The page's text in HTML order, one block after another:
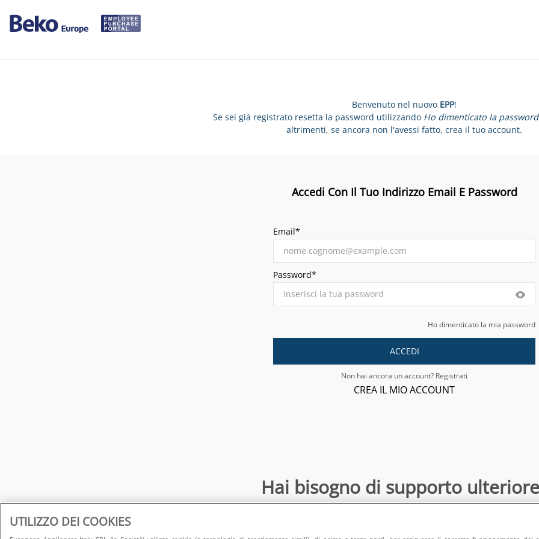
Benvenuto nel nuovo EPP!
Se sei già registrato resetta la password utilizzando Ho dimenticato la password
altrimenti, se ancora non l'avessi fatto, crea il tuo account.
Accedi Con Il Tuo Indirizzo Email E Password
Email*
Password*
Ho dimenticato la mia password
ACCEDI
Non hai ancora un account? Registrati
CREA IL MIO ACCOUNT
Hai bisogno di supporto
directsalesonline@europeanappliances.com
UTILIZZO DEI COOKIES